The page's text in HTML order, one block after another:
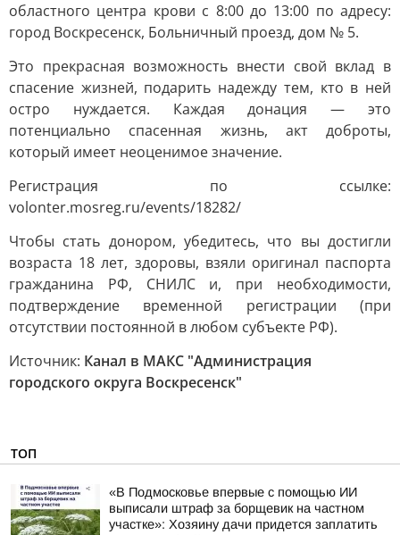
областного центра крови с 8:00 до 13:00 по адресу:
город Воскресенск, Больничный проезд, дом № 5.
Это прекрасная возможность внести свой вклад в
спасение жизней, подарить надежду тем, кто в ней
остро нуждается. Каждая донация — это
потенциально спасенная жизнь, акт доброты,
который имеет неоценимое значение.
Регистрация по ссылке:
volonter.mosreg.ru/events/18282/
Чтобы стать донором, убедитесь, что вы достигли
возраста 18 лет, здоровы, взяли оригинал паспорта
гражданина РФ, СНИЛС и, при необходимости,
подтверждение временной регистрации (при
отсутствии постоянной в любом субъекте РФ).
Источник: Канал в МАКС "Администрация
городского округа Воскресенск"
ТОП
«В Подмосковье впервые с помощью ИИ
выписали штраф за борщевик на частном
участке»: Хозяину дачи придется заплатить